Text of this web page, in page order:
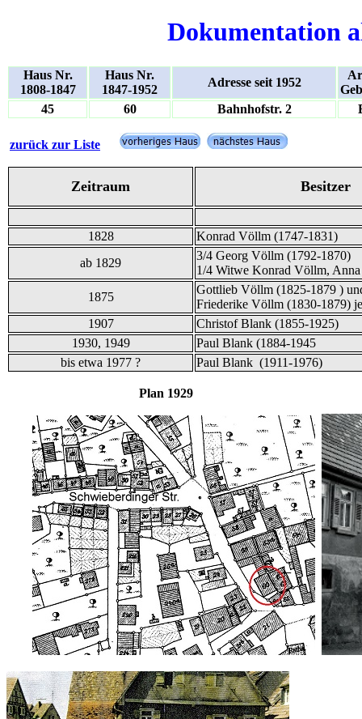
Dokumentation
Haus Nr.
1808-1847
Haus Nr.
1847-1952
Adresse seit 1952
45
60 Bahnhofstr. 2
zurück zur Liste
Zeitraum Besitzer
1828
Konrad Völlm (1747-1831)
ab 1829
3/4 Georg Völlm (1792-1870)
1/4 Witwe Konrad Völlm,
1875
Gottlieb Völlm (1825-1879 )
Friederike Völlm (1830-1879)
1907
Christof Blank (1855-1925)
1930, 1949
Paul Blank (1884-1945
bis etwa 1977 ?
Paul Blank (1911-1976)
Plan 1929 und